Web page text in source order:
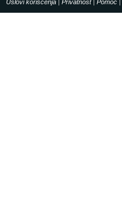
Uslovi korišćenja | Privatnost| Pomoć |